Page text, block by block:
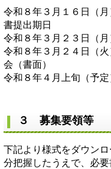
令和８年３月１６日（
書提出期日
令和８年３月２３日（
令和８年３月２４日（
会（
令和８年４月
３ 募集要領等
下記より様式をダウン
分把握したうえで、必